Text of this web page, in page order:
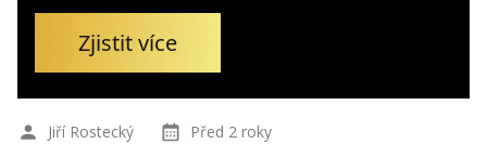
Zjistit více
Jiří Rostecký Před 2 roky